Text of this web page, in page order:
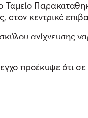
Ταμείο
κεντρικό
ανίχνευσης
προέκυψε ότι